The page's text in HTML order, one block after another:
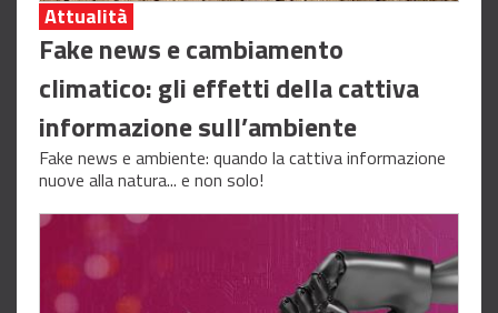
Attualità
Fake news e cambiamento
climatico: gli effetti della cattiva
informazione sull’ambiente
Fake news e ambiente: quando la cattiva informazione
nuove alla natura... e non solo!